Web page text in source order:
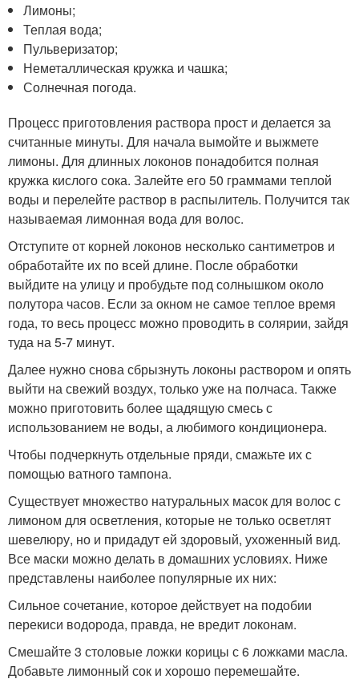
Лимоны;
Теплая вода;
Пульверизатор;
Неметаллическая кружка и чашка;
Солнечная погода.
Процесс приготовления раствора прост и делается за
считанные минуты. Для начала вымойте и выжмете
лимоны. Для длинных локонов понадобится полная
кружка кислого сока. Залейте его 50 граммами теплой
воды и перелейте раствор в распылитель. Получится так
называемая лимонная вода для волос.
Отступите от корней локонов несколько сантиметров и
обработайте их по всей длине. После обработки
выйдите на улицу и пробудьте под солнышком около
полутора часов. Если за окном не самое теплое время
года, то весь процесс можно проводить в солярии, зайдя
туда на 5-7 минут.
Далее нужно снова сбрызнуть локоны раствором и опять
выйти на свежий воздух, только уже на полчаса. Также
можно приготовить более щадящую смесь с
использованием не воды, а любимого кондиционера.
Чтобы подчеркнуть отдельные пряди, смажьте их с
помощью ватного тампона.
Существует множество натуральных масок для волос с
лимоном для осветления, которые не только осветлят
шевелюру, но и придадут ей здоровый, ухоженный вид.
Все маски можно делать в домашних условиях. Ниже
представлены наиболее популярные их них:
Сильное сочетание, которое действует на подобии
перекиси водорода, правда, не вредит локонам.
Смешайте 3 столовые ложки корицы с 6 ложками масла.
Добавьте лимонный сок и хорошо перемешайте.